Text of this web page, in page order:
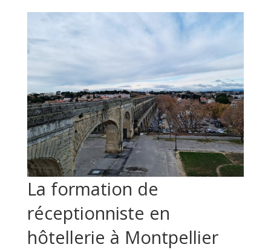
La formation de
réceptionniste en
hôtellerie à Montpellier